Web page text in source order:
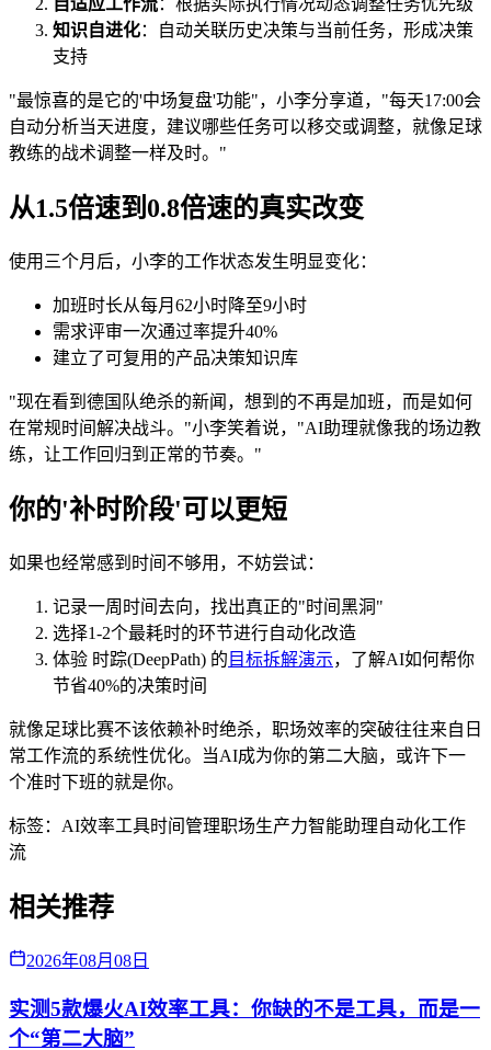
自适应工作流：根据实际执行情况动态调整任务优先级
知识自进化：自动关联历史决策与当前任务，形成决策
支持
"最惊喜的是它的'中场复盘'功能"，小李分享道，"每天17:00会
自动分析当天进度，建议哪些任务可以移交或调整，就像足球
教练的战术调整一样及时。"
从1.5倍速到0.8倍速的真实改变
使用三个月后，小李的工作状态发生明显变化：
加班时长从每月62小时降至9小时
需求评审一次通过率提升40%
建立了可复用的产品决策知识库
"现在看到德国队绝杀的新闻，想到的不再是加班，而是如何
在常规时间解决战斗。"小李笑着说，"AI助理就像我的场边教
练，让工作回归到正常的节奏。"
你的'补时阶段'可以更短
如果也经常感到时间不够用，不妨尝试：
记录一周时间去向，找出真正的"时间黑洞"
选择1-2个最耗时的环节进行自动化改造
体验 时踪(DeepPath) 的 目标拆解演示，了解AI如何帮你
节省40%的决策时间
就像足球比赛不该依赖补时绝杀，职场效率的突破往往来自日
常工作流的系统性优化。当AI成为你的第二大脑，或许下一
个准时下班的就是你。
标签： AI效率工具时间管理职场生产力智能助理自动化工作
流
相关推荐
2026年08月08日
实测5款爆火AI效率工具：你缺的不是工具，而是一
个“第二大脑”